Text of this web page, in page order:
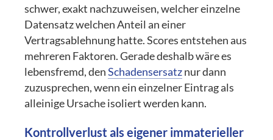
schwer, exakt nachzuweisen, welcher einzelne
Datensatz welchen Anteil an einer
Vertragsablehnung hatte. Scores entstehen aus
mehreren Faktoren. Gerade deshalb wäre es
lebensfremd, denSchadensersatznur dann
zuzusprechen, wenn ein einzelner Eintrag als
alleinige Ursache isoliert werden kann.
Kontrollverlust als eigener immaterieller